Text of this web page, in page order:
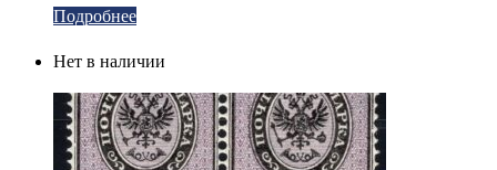
Подробнее
Нет в наличии